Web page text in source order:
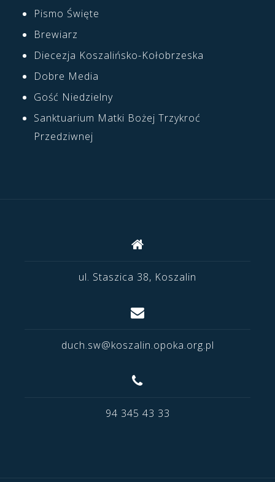
Pismo Święte
Brewiarz
Diecezja Koszalińsko-Kołobrzeska
Dobre Media
Gość Niedzielny
Sanktuarium Matki Bożej Trzykroć
Przedziwnej
ul. Staszica 38, Koszalin
duch.sw@koszalin.opoka.org.pl
94 345 43 33